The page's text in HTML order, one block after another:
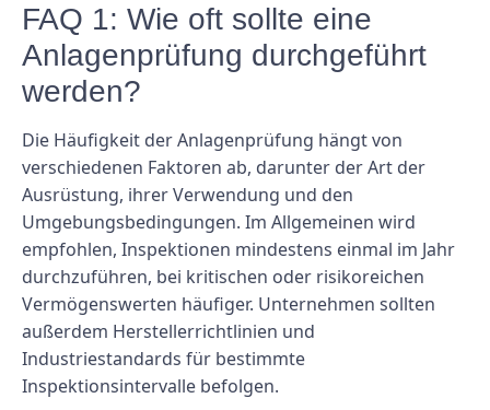
FAQ 1: Wie oft sollte eine
Anlagenprüfung durchgeführt
werden?
Die Häufigkeit der Anlagenprüfung hängt von
verschiedenen Faktoren ab, darunter der Art der
Ausrüstung, ihrer Verwendung und den
Umgebungsbedingungen. Im Allgemeinen wird
empfohlen, Inspektionen mindestens einmal im Jahr
durchzuführen, bei kritischen oder risikoreichen
Vermögenswerten häufiger. Unternehmen sollten
außerdem Herstellerrichtlinien und
Industriestandards für bestimmte
Inspektionsintervalle befolgen.